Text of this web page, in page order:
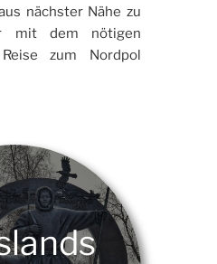
nächster Nähe zu
mit dem nötigen
zum Nordpol